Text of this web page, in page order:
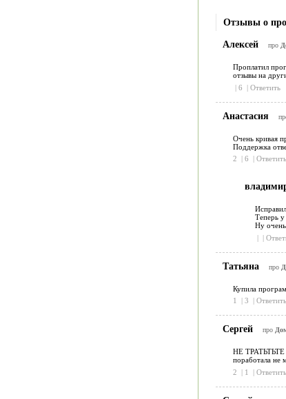
Отзывы о
Алексей
про
Проплатил
отзывы на
| 6 | Ответить
Анастасия
Очень кривая
Поддержка
2
| 6 | Ответить
Теперь у
Ну очень
| |
Татьяна про
Купила
1
| 3 | Ответить
Сергей про
НЕ ТРАТЬТЬТЕ
поработала не
2
| 1 | Ответить